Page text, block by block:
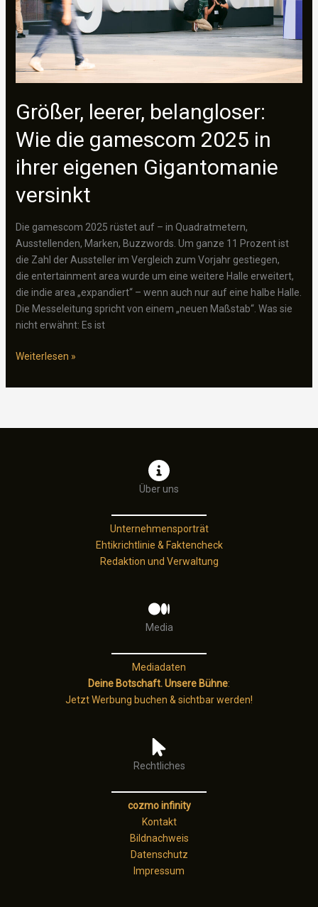
Verkehrschaos
Größer, leerer, belangloser:
Wie die gamescom 2025 in
ihrer eigenen Gigantomanie
versinkt
Die gamescom 2025 rüstet auf – in Quadratmetern,
Ausstellenden, Marken, Buzzwords. Um ganze 11 Prozent ist
die Zahl der Aussteller im Vergleich zum Vorjahr gestiegen,
die entertainment area wurde um eine weitere Halle erweitert,
die indie area „expandiert“ – wenn auch nur auf eine halbe Halle.
Die Messeleitung spricht von einem „neuen Maßstab“. Was sie
nicht erwähnt: Es ist
Größer,
belangloser:
Weiterlesen »
Über uns
Unternehmensporträt
Ehtikrichtlinie & Faktencheck
Redaktion und Verwaltung
Media
Mediadaten
Deine Botschaft. Unsere Bühne:
Jetzt Werbung buchen & sichtbar werden!
Rechtliches
cozmo infinity
Kontakt
Bildnachweis
Datenschutz
Impressum